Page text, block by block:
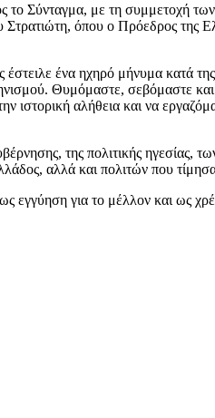
Σύνταγμα, με τη συμμετοχή
όπου ο Πρόεδρος της
ένα ηχηρό μήνυμα κατά
Θυμόμαστε, σεβόμαστε
ιστορική αλήθεια και να
της πολιτικής
αλλά και πολιτών που
εγγύηση για το μέλλον και ως